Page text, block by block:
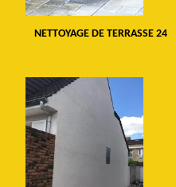
NETTOYAGE DE TERRASSE 24